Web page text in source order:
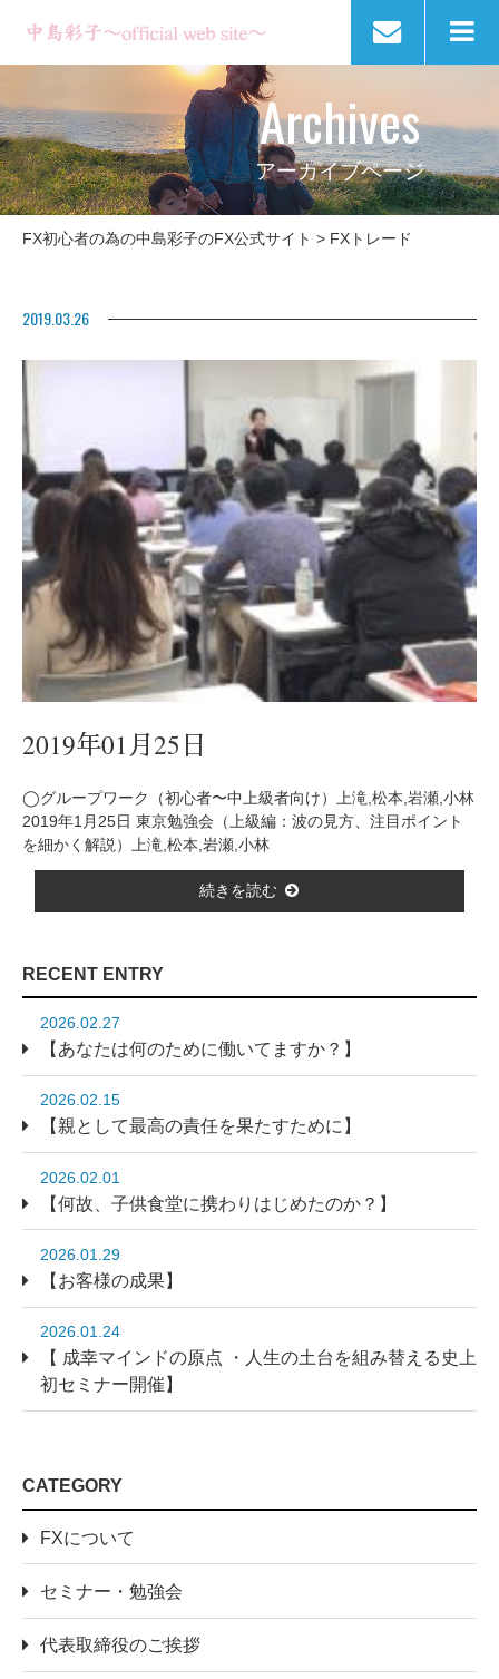
Archives
アーカイブページ
FX初心者の為の中島彩子のFX公式サイト > FXトレード
2019.03.26
2019年01月25日
◯グループワーク（初心者〜中上級者向け）上滝,松本,岩瀬,小林
2019年1月25日 東京勉強会（上級編：波の見方、注目ポイント
を細かく解説）上滝,松本,岩瀬,小林
続きを読む
RECENT ENTRY
2026.02.27
【あなたは何のために働いてますか？】
2026.02.15
【親として最高の責任を果たすために】
2026.02.01
【何故、子供食堂に携わりはじめたのか？】
2026.01.29
【お客様の成果】
2026.01.24
【 成幸マインドの原点 ・人生の土台を組み替える史上
初セミナー開催】
CATEGORY
FXについて
セミナー・勉強会
代表取締役のご挨拶